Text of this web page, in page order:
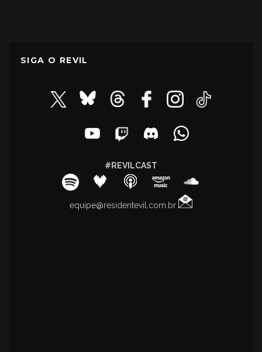
SIGA O REVIL
#REVILCAST
equipe@residentevil.com.br